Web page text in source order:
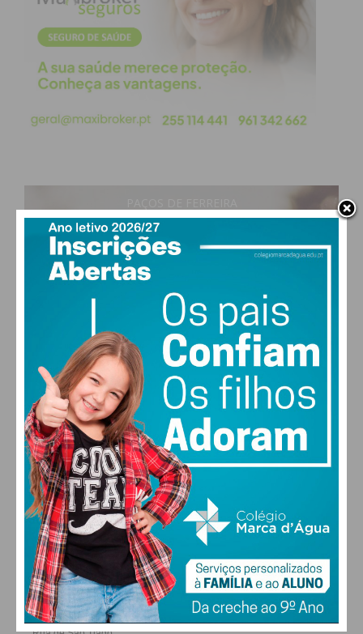
Subscreva a newsletter do
Imediato
Eu li e concordo com ostermos e
condições
27°
52% humidade
27°
SÁB
26
DOM
29°
SEG
30°
ALTERAR
FARMACIAS DE SERVIÇO EM PAÇOS DE
FERREIRA